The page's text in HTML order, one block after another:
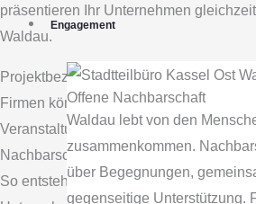
Engagement
Offene Nachbarschaft
Waldau lebt von den
zusammenkommen.
über Begegnungen,
gegenseitige Unterstützung.
präsentieren Ihr Unternehmen
Waldau.
Projektbezogene Unterstützung
Firmen können gezielt einzelne Projekte
Veranstaltungen, Workshops,
Nachbarschaftsformate.
So entsteht eine Partnerschaft, die